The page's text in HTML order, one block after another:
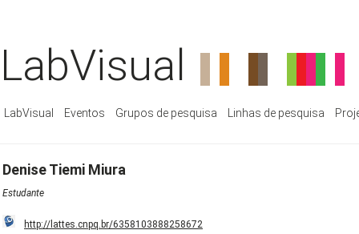
LabVisual
LabVisual Eventos Grupos de pesquisa Linhas de pesquisa
Denise Tiemi Miura
Estudante
http://lattes.cnpq.br/6358103888258672